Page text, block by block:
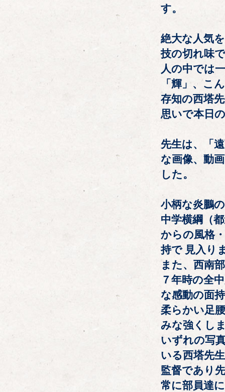
す。
絶大な人気
技の切れ味
人の中では
「輝」、こ
存知の西塔
思いで本日
先生は、「
な画像、動
した。
小柄な炎鵬
中学横綱（
からの風格
持で 見入り
また、西南
７年時の全
な感動の面
柔らかい足
みな強くし
いずれの写
いる西塔先
監督であり
常に部員達